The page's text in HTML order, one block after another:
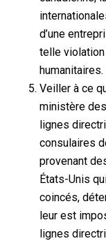
d’une
telle
humanitaires.
Veiller à ce
ministère
lignes
consulaires
provenant
États-Unis
coincés,
leur est
lignes